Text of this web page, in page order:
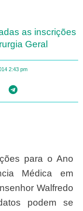
as inscrições
Geral
2:43 pm
Médica em
Walfredo
podem se